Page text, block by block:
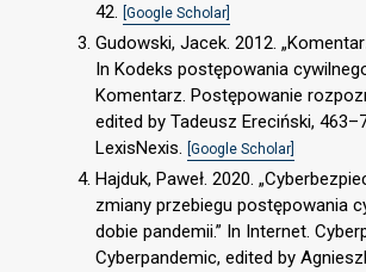
42. [Google Scholar]
Gudowski, Jacek. 2012.
In Kodeks postępowania
Komentarz. Postępowanie
edited by Tadeusz Ereciński,
LexisNexis. [Google Scholar]
Hajduk, Paweł. 2020.
zmiany przebiegu postępowania
dobie pandemii.” In Internet.
Cyberpandemic, edited by